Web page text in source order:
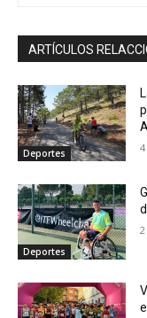
ARTÍCULOS
Deportes
Deportes